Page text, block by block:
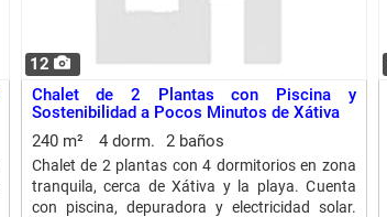
12
Chalet de 2 Plantas con Piscina y
Sostenibilidad a Pocos Minutos de Xátiva
240 m²
4 dorm. 2 baños
Chalet de 2 plantas con 4 dormitorios en zona
tranquila, cerca de Xátiva y la playa. Cuenta
con piscina, depuradora y electricidad solar.